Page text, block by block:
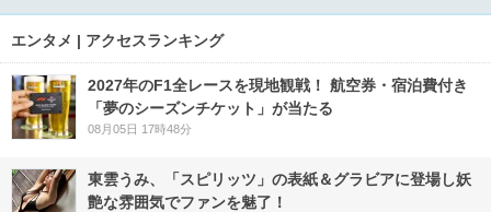
エンタメ | アクセスランキング
2027年のF1全レースを現地観戦！ 航空券・宿泊費付き
「夢のシーズンチケット」が当たる
08月05日 17時48分
東雲うみ、「スピリッツ」の表紙＆グラビアに登場し妖
艶な雰囲気でファンを魅了！